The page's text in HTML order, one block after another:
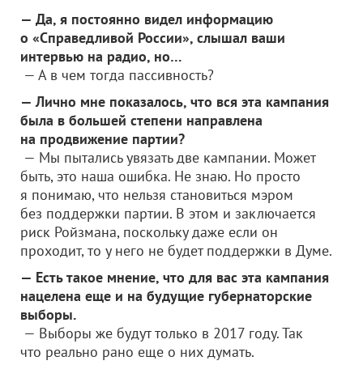
— Да, я постоянно видел информацию
о «Справедливой России», слышал ваши
интервью на радио, но…
— А в чем тогда пассивность?
— Лично мне показалось, что вся эта кампания
была в большей степени направлена
на продвижение партии?
— Мы пытались увязать две кампании. Может
быть, это наша ошибка. Не знаю. Но просто
я понимаю, что нельзя становиться мэром
без поддержки партии. В этом и заключается
риск Ройзмана, поскольку даже если он
проходит, то у него не будет поддержки в Думе.
— Есть такое мнение, что для вас эта кампания
нацелена еще и на будущие губернаторские
выборы.
— Выборы же будут только в 2017 году. Так
что реально рано еще о них думать.